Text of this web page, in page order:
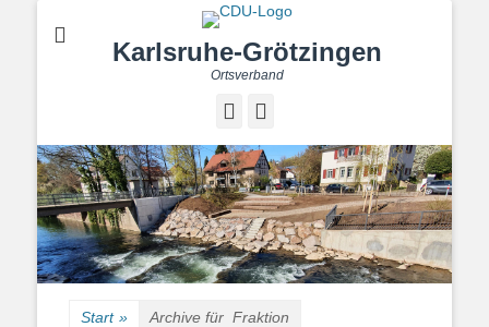
Karlsruhe-Grötzingen
Ortsverband
Facebook
Start » Archive für Fraktion